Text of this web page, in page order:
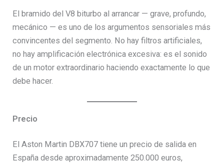
El bramido del V8 biturbo al arrancar — grave, profundo,
mecánico — es uno de los argumentos sensoriales más
convincentes del segmento. No hay filtros artificiales,
no hay amplificación electrónica excesiva: es el sonido
de un motor extraordinario haciendo exactamente lo que
debe hacer.
Precio
El Aston Martin DBX707 tiene un precio de salida en
España desde aproximadamente 250.000 euros,